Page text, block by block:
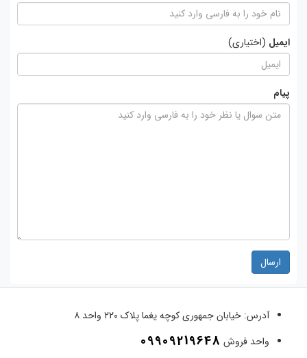
ایمیل (اختیاری)
پیام
ارسال
آدرس: خیابان جمهوری کوچه یغما پلاک ۲۲۰ واحد ۸
واحد فروش 09909219648